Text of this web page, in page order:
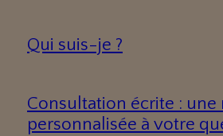
Qui suis-je ?
Consultation écrite : une
personnalisée à votre